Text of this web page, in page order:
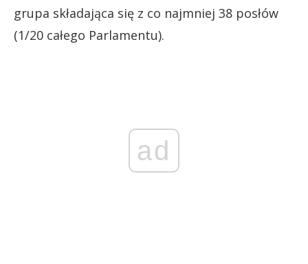
grupa składająca się z co najmniej 38 posłów
(1/20 całego Parlamentu).
ad